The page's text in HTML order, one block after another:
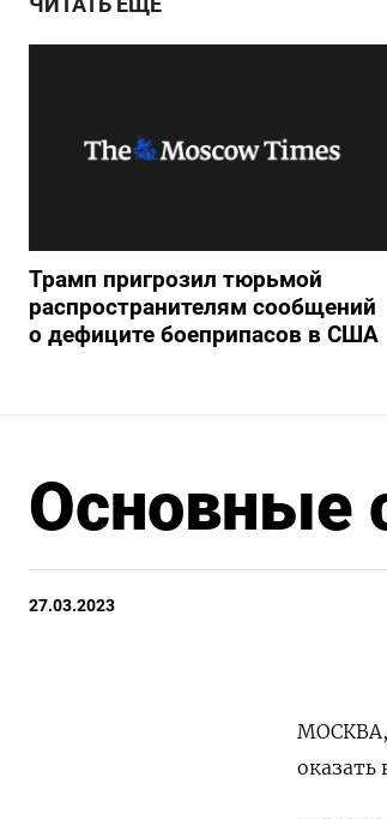
ЧИТАТЬ ЕЩЕ
Трамп пригрозил тюрьмой
распространителям сообщений
о дефиците боеприпасов в США
Основные
27.03.2023
МОСКВА,
оказать